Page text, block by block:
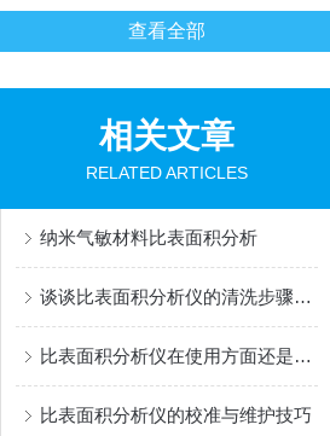
查看全部
相关文章
RELATED ARTICLES
纳米气敏材料比表面积分析
谈谈比表面积分析仪的清洗步骤和注意事项
比表面积分析仪在使用方面还是有些要领的
比表面积分析仪的校准与维护技巧